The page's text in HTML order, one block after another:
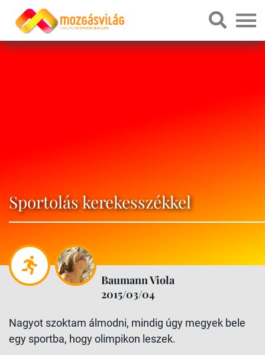
Sportolás kerekesszékkel
Baumann Viola
2015/03/04
Nagyot szoktam álmodni, mindig úgy megyek bele
egy sportba, hogy olimpikon leszek.